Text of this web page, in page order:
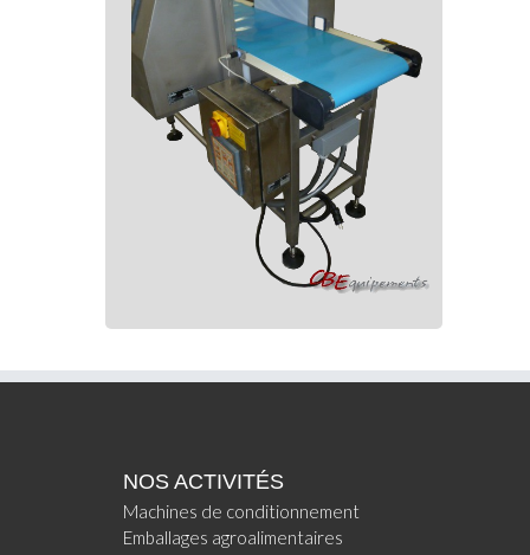
NOS ACTIVITÉS
Machines de conditionnement
Emballages agroalimentaires